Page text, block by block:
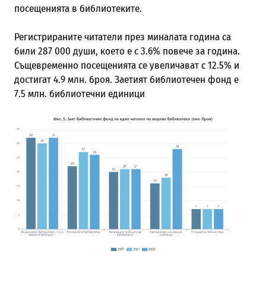
посещенията в библиотеките.
Регистрираните читатели през миналата година са
били 287 000 души, което е с 3.6% повече за година.
Същевременно посещенията се увеличават с 12.5% и
достигат 4.9 млн. броя. Заетият библиотечен фонд е
7.5 млн. библиотечни единици